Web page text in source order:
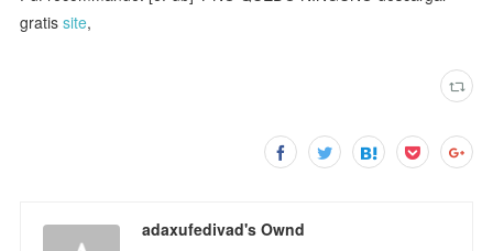
gratissite,
adaxufedivad's Ownd